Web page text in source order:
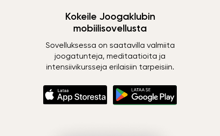
Kokeile Joogaklubin
mobiilisovellusta
Sovelluksessa on saatavilla valmiita
joogatunteja, meditaatioita ja
intensiivikursseja erilaisiin tarpeisiin.